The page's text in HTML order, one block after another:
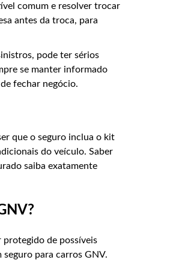
comum e resolver trocar
antes da troca, para
pode ter sérios
se manter informado
fechar negócio.
que o seguro inclua o kit
do veículo. Saber
saiba exatamente
de possíveis
para carros GNV.